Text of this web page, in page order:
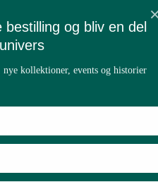
og bliv en del
kollektioner, events og historier